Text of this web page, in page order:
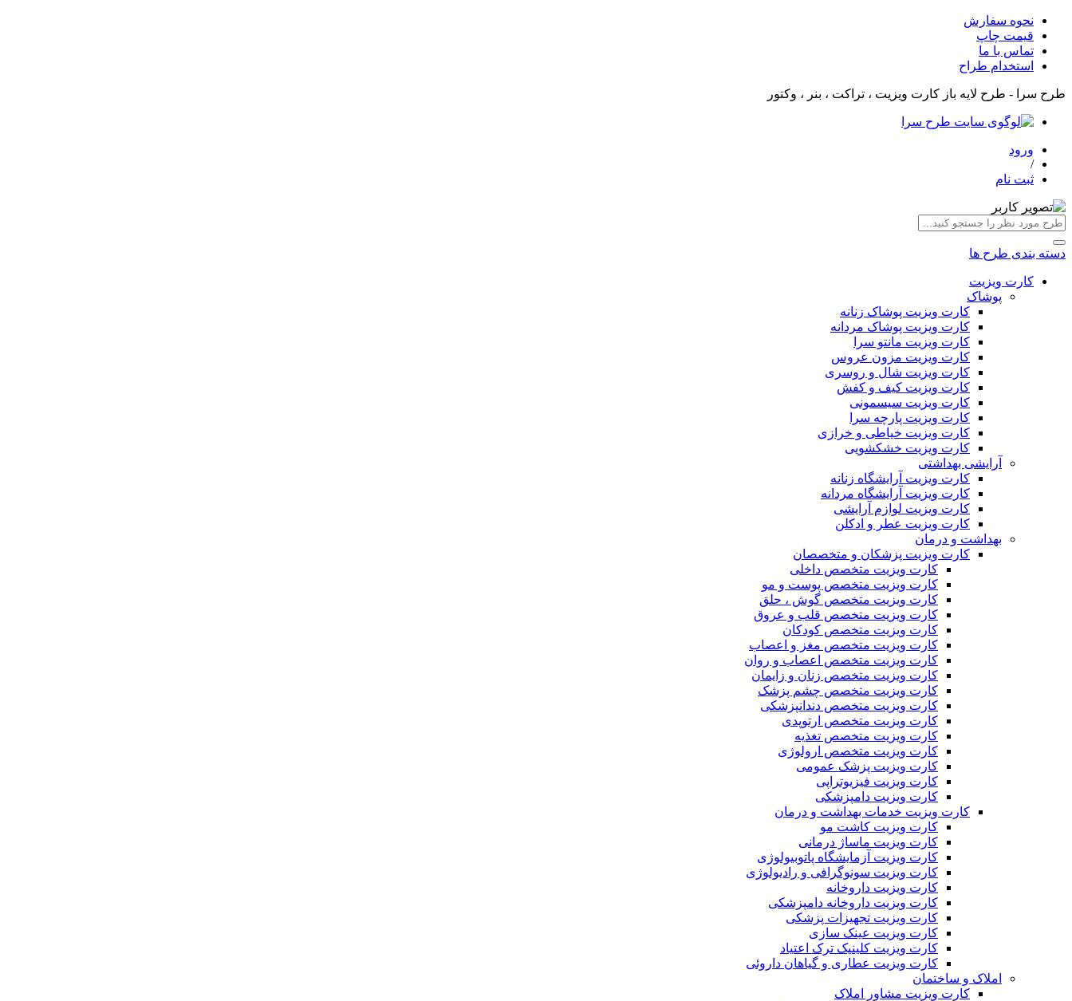
نحوه سفارش
قیمت چاپ
تماس با ما
استخدام طراح
طرح سرا - طرح لایه باز کارت ویزیت ، تراکت ، بنر ، وکتور
ورود
/
ثبت نام
دسته بندی طرح ها
کارت ویزیت
پوشاک
کارت ویزیت پوشاک زنانه
کارت ویزیت پوشاک مردانه
کارت ویزیت مانتو سرا
کارت ویزیت مزون عروس
کارت ویزیت شال و روسری
کارت ویزیت کیف و کفش
کارت ویزیت سیسمونی
کارت ویزیت پارچه سرا
کارت ویزیت خیاطی و خرازی
کارت ویزیت خشکشویی
آرایشی بهداشتی
کارت ویزیت آرایشگاه زنانه
کارت ویزیت آرایشگاه مردانه
کارت ویزیت لوازم آرایشی
کارت ویزیت عطر و ادکلن
بهداشت و درمان
کارت ویزیت پزشکان و متخصصان
کارت ویزیت متخصص داخلی
کارت ویزیت متخصص پوست و مو
کارت ویزیت متخصص گوش ، حلق
کارت ویزیت متخصص قلب و عروق
کارت ویزیت متخصص کودکان
کارت ویزیت متخصص مغز و اعصاب
کارت ویزیت متخصص اعصاب و روان
کارت ویزیت متخصص زنان و زایمان
کارت ویزیت متخصص چشم پزشک
کارت ویزیت متخصص دندانپزشکی
کارت ویزیت متخصص ارتوپدی
کارت ویزیت متخصص تغذیه
کارت ویزیت متخصص ارولوژی
کارت ویزیت پزشک عمومی
کارت ویزیت فیزیوتراپی
کارت ویزیت دامپزشکی
کارت ویزیت خدمات بهداشت و درمان
کارت ویزیت کاشت مو
کارت ویزیت ماساژ درمانی
کارت ویزیت آزمایشگاه پاتوبیولوژی
کارت ویزیت سونوگرافی و رادیولوژی
کارت ویزیت داروخانه
کارت ویزیت داروخانه دامپزشکی
کارت ویزیت تجهیزات پزشکی
کارت ویزیت عینک سازی
کارت ویزیت کلینیک ترک اعتیاد
کارت ویزیت عطاری و گیاهان داروئی
املاک و ساختمان
کارت ویزیت مشاور املاک